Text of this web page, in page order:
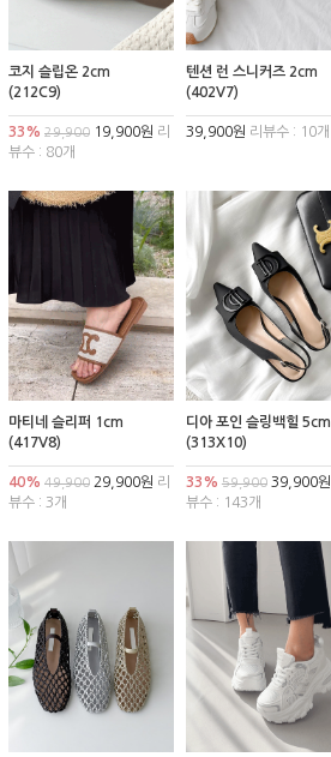
코지 슬립온 2cm
(212C9)
33% 29,900 19,900원 리
뷰수 : 80개
텐션 런 스니커즈 2cm
(402V7)
39,900원 리뷰수 : 10개
마티네 슬리퍼 1cm
(417V8)
40% 49,900 29,900원 리
뷰수 : 3개
디아 포인 슬링백힐 5cm
(313X10)
33% 59,90039,900원
뷰수 : 143개